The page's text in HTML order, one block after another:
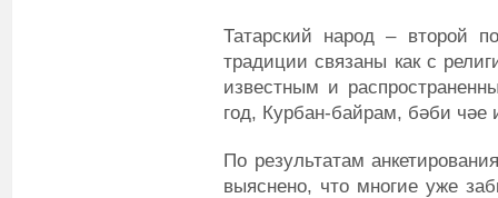
Татарский народ – второй
традиции связаны как с
известным и
год, Курбан-байрам, бәби чәе
По результатам
выяснено, что многие уже